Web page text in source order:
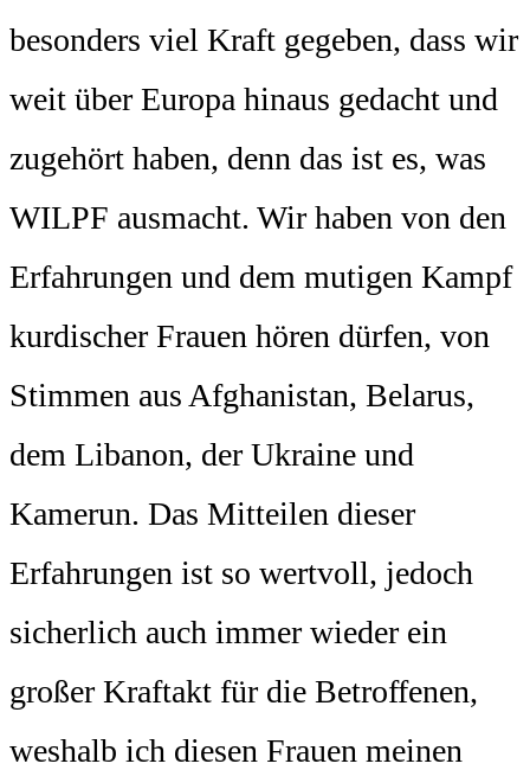
besonders viel Kraft gegeben, dass wir
weit über Europa hinaus gedacht und
zugehört haben, denn das ist es, was
WILPF ausmacht. Wir haben von den
Erfahrungen und dem mutigen Kampf
kurdischer Frauen hören dürfen, von
Stimmen aus Afghanistan, Belarus,
dem Libanon, der Ukraine und
Kamerun. Das Mitteilen dieser
Erfahrungen ist so wertvoll, jedoch
sicherlich auch immer wieder ein
großer Kraftakt für die Betroffenen,
weshalb ich diesen Frauen meinen